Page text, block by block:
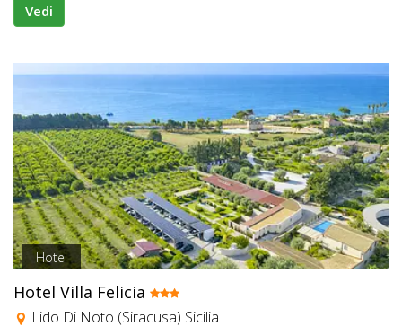
Vedi
Hotel
Hotel Villa Felicia
Lido Di Noto (Siracusa) Sicilia